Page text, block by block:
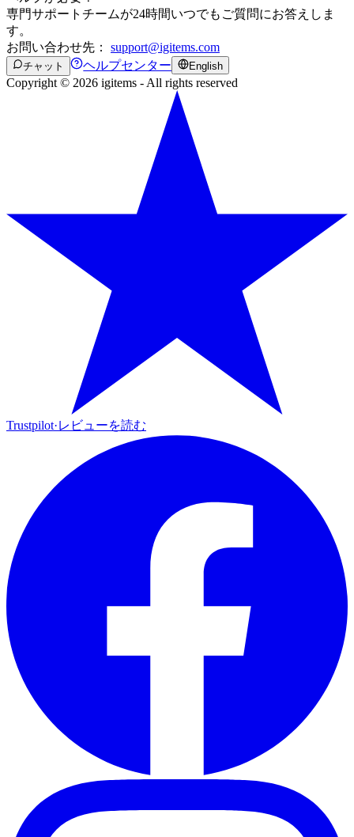
専門サポートチームが24時間いつでもご質問にお答えしま
す。
お問い合わせ先： support@igitems.com
チャット ヘルプセンター English
Copyright © 2026 igitems - All rights reserved
Trustpilot· レビューを読む